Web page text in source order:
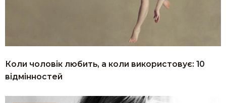
Коли чоловік любить, а коли використовує: 10
відмінностей